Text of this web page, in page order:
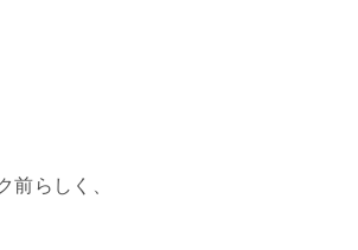
前らしく、